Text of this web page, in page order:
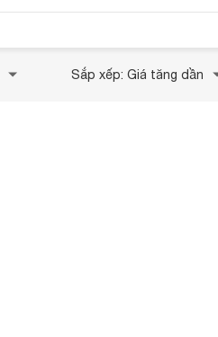
Sắp xếp: Giá tăng dần